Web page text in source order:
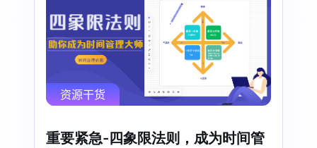
资源干货
重要紧急-四象限法则，成为时间管